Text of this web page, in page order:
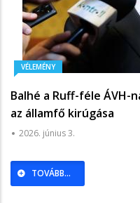
VÉLEMÉNY
Balhé a Ruff-féle ÁVH-
az államfő kirúgása
2026. június 3.
TOVÁBB...